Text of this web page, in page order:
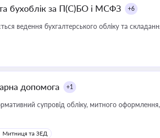
та бухоблік за П(С)БО і МСФЗ +6
ведення бухгалтерського обліку та
допомога +1
супровід обліку, митного оформлення,
Митниця та ЗЕД